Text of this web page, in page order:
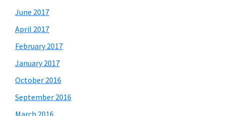
June 2017
April 2017
February 2017
January 2017
October 2016
September 2016
March 2016